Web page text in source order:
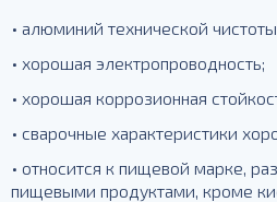
• алюминий технической
• хорошая электропроводность;
• хорошая коррозионная
• сварочные характеристики
• относится к пищевой марке,
пищевыми продуктами, кроме